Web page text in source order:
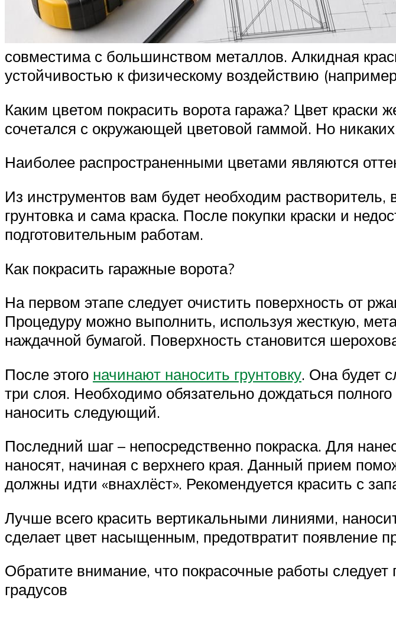
совместима с большинством металлов. Алкидная
устойчивостью к физическому воздействию
Каким цветом покрасить ворота гаража? Цвет
сочетался с окружающей цветовой гаммой. Но
Наиболее распространенными цветами являются
Из инструментов вам будет необходим растворитель,
грунтовка и сама краска. После покупки краски и
подготовительным работам.
Как покрасить гаражные ворота?
На первом этапе следует очистить поверхность от
Процедуру можно выполнить, используя жесткую,
наждачной бумагой. Поверхность становится
После этого начинают наносить грунтовку. Она будет
три слоя. Необходимо обязательно дождаться
наносить следующий.
Последний шаг – непосредственно покраска. Для
наносят, начиная с верхнего края. Данный прием
должны идти «внахлёст». Рекомендуется красить с
Лучше всего красить вертикальными линиями,
сделает цвет насыщенным, предотвратит появление
Обратите внимание, что покрасочные работы
градусов